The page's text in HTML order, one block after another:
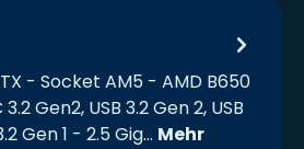
- Socket AM5 - AMD B650
Gen2, USB 3.2 Gen 2, USB
Gen 1 - 2.5 Gig… Mehr